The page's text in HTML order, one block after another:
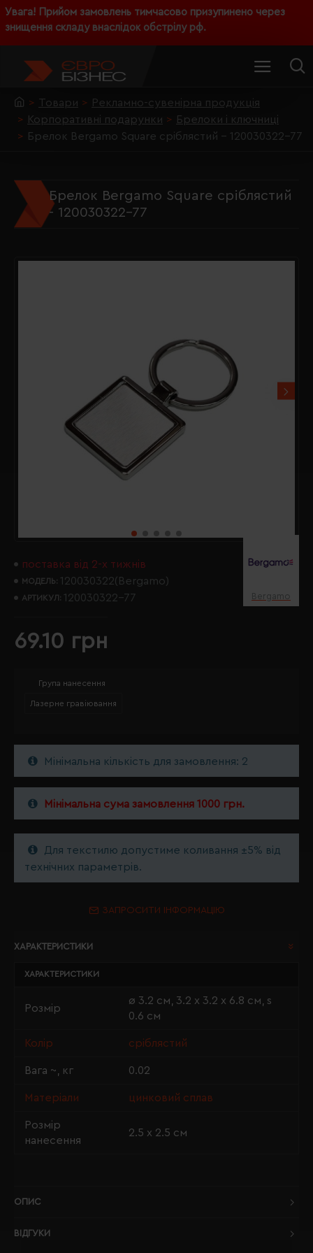
Увага! Прийом замовлень тимчасово призупинено через
знищення складу внаслідок обстрілу рф.
Товари
Рекламно-сувенірна продукція
Корпоративні подарунки
Брелоки і ключниці
Брелок Bergamo Square сріблястий - 120030322-77
Брелок Bergamo Square сріблястий
- 120030322-77
поставка від 2-х тижнів
МОДЕЛЬ: 120030322(Bergamo)
АРТИКУЛ: 120030322-77 Bergamo
69.10 грн
Група нанесення
Лазерне гравіювання
Мінімальна кількість для замовлення: 2
Мінімальна сума замовлення 1000 грн.
Для текстилю допустиме коливання ±5% від
технічних параметрів.
ЗАПРОСИТИ ІНФОРМАЦІЮ
ХАРАКТЕРИСТИКИ
ХАРАКТЕРИСТИКИ
Розмір
ø 3.2 см, 3.2 х 3.2 х 6.8 см, s
0.6 см
Колір сріблястий
Вага ~, кг 0.02
Матеріали цинковий сплав
Розмір
нанесення
2.5 х 2.5 см
ОПИС
ВІДГУКИ